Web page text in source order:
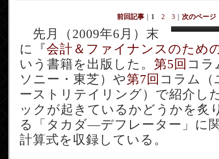
前回記事｜ 1 2 3｜ 次のページ
先月（2009年6月）末
に『会計＆ファイナンスのため
いう書籍を出版した。 第5回 コラ
ソニー・東芝）や第7回 コラム
ーストリテイリング）で紹介し
ックが起きているかどうかを炙
る「タカダ―デフレーター」に
計算式を収録している。